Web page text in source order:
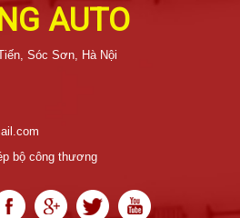
AUTO
Sóc Sơn, Hà Nội
bộ công thương